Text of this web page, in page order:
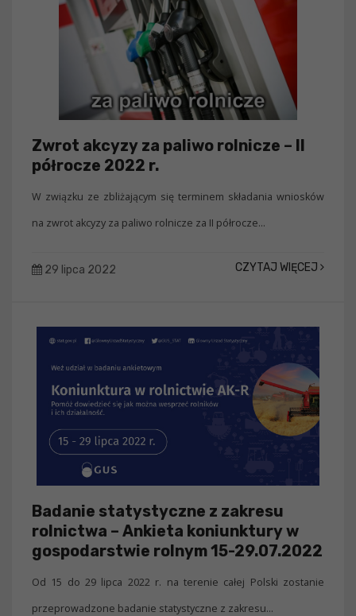
Zwrot akcyzy za paliwo rolnicze – II
półrocze 2022 r.
W związku ze zbliżającym się terminem składania wniosków
na zwrot akcyzy za paliwo rolnicze za II półrocze...
29 lipca 2022 CZYTAJ WIĘCEJ
Badanie statystyczne z zakresu
rolnictwa – Ankieta koniunktury w
gospodarstwie rolnym 15-29.07.2022
Od 15 do 29 lipca 2022 r. na terenie całej Polski zostanie
przeprowadzone badanie statystyczne z zakresu...